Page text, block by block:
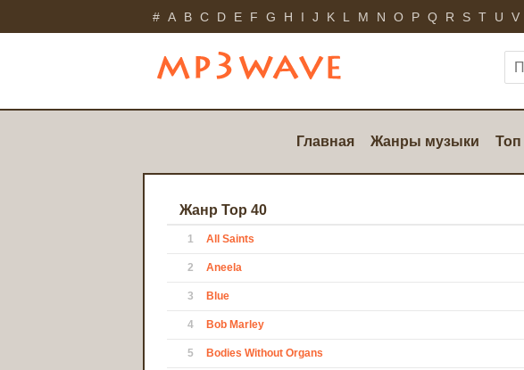
# A B C D E F G H I J K L M N O P Q R S T U V
Главная Жанры музыки Топ
Жанр Top 40
1 All Saints
2 Aneela
3 Blue
4 Bob Marley
5 Bodies Without Organs